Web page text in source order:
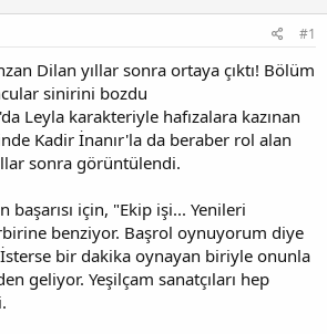
#1
Dilan yıllar sonra ortaya çıktı! Bölüm
sinirini bozdu
Leyla karakteriyle hafızalara kazınan
Kadir İnanır'la da beraber rol alan
sonra görüntülendi.
başarısı için, "Ekip işi... Yenileri
benziyor. Başrol oynuyorum diye
bir dakika oynayan biriyle onunla
geliyor. Yeşilçam sanatçıları hep